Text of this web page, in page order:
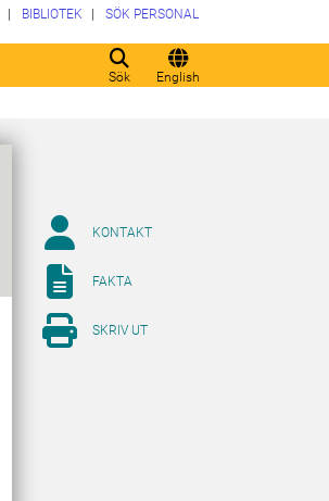
Sök English
BIBLIOTEK SÖK PERSONAL
KONTAKT
FAKTA
SKRIV UT